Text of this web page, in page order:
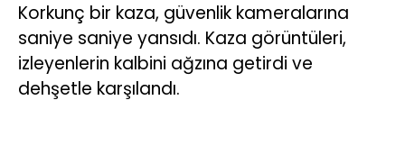
Korkunç bir kaza, güvenlik kameralarına
saniye saniye yansıdı. Kaza görüntüleri,
izleyenlerin kalbini ağzına getirdi ve
dehşetle karşılandı.